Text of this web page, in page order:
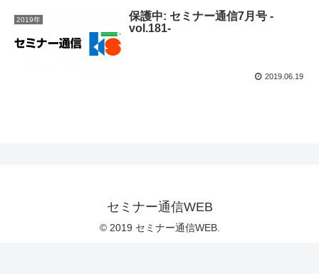
2019年
保護中: セミナー通信7月号 -
vol.181-
2019.06.19
セミナー通信WEB
© 2019 セミナー通信WEB.